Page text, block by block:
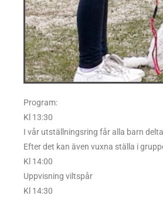
Program:
Kl 13:30
I vår utställningsring får alla barn delta
Efter det kan även vuxna ställa i
Kl 14:00
Uppvisning viltspår
Kl 14:30